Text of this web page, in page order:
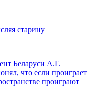
старину
Беларуси А.Г.
что если проиграет
проиграют